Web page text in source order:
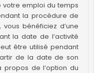
emploi du temps
la procédure de
la date de l’activité
être utilisé pendant
de la date de son
propos de l’option du